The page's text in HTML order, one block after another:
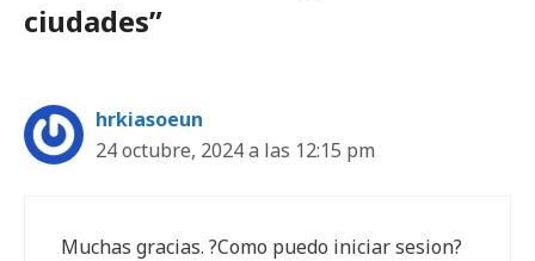
ciudades”
hrkiasoeun
24 octubre, 2024 a las 12:15 pm
Muchas gracias. ?Como puedo iniciar sesion?